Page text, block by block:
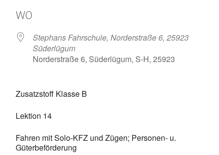
WO
Stephans Fahrschule, Norderstraße 6, 25923
Süderlügum
Norderstraße 6, Süderlügum, S-H, 25923
Zusatzstoff Klasse B
Lektion 14
Fahren mit Solo-KFZ und Zügen; Personen- u.
Güterbeförderung